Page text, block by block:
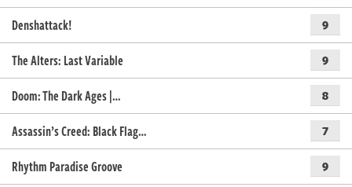
Denshattack! 9
The Alters: Last Variable 9
Doom: The Dark Ages |… 8
Assassin’s Creed: Black Flag… 7
Rhythm Paradise Groove 9